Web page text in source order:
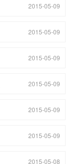
2015-05-09
2015-05-09
2015-05-09
2015-05-09
2015-05-09
2015-05-09
2015-05-08